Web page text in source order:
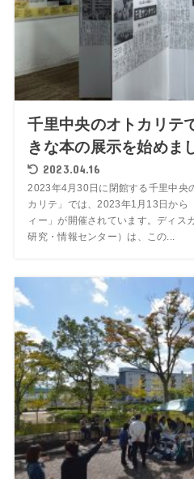
千里中央のオトカリテ
きな本の展示を始めま
2023.04.16
2023年4月30日に閉館する千里中央
カリテ」では、2023年1月13日から
ィー」が開催されています。ディス
研究・情報センター）は、この...